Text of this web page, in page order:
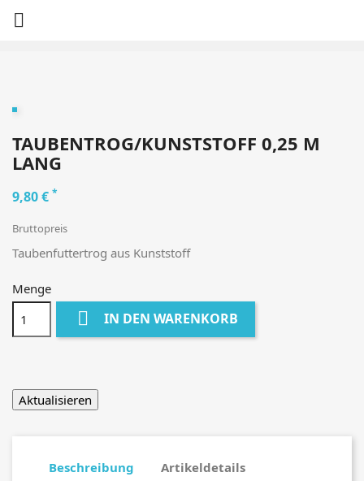

TAUBENTROG/KUNSTSTOFF 0,25 M
LANG
9,80 € *
Bruttopreis
Taubenfuttertrog aus Kunststoff
Menge
 IN DEN WARENKORB
Beschreibung Artikeldetails